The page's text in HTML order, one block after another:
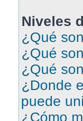
Niveles
¿Qué
¿Qué
¿Qué
¿Donde
puede
¿Cómo